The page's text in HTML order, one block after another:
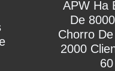
APW Ha
De
Chorro
2000
APW
De
Chorro
2000